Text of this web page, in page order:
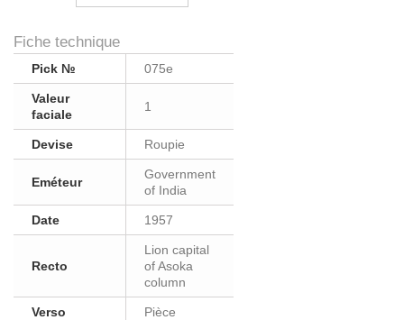
Fiche technique
Pick № 075e
Valeur
faciale
1
Devise Roupie
Eméteur
Government
of India
Date 1957
Recto
Lion capital
of Asoka
column
Verso Pièce